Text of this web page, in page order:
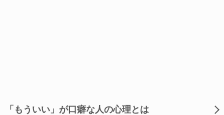
「もういい」が口癖な人の心理とは